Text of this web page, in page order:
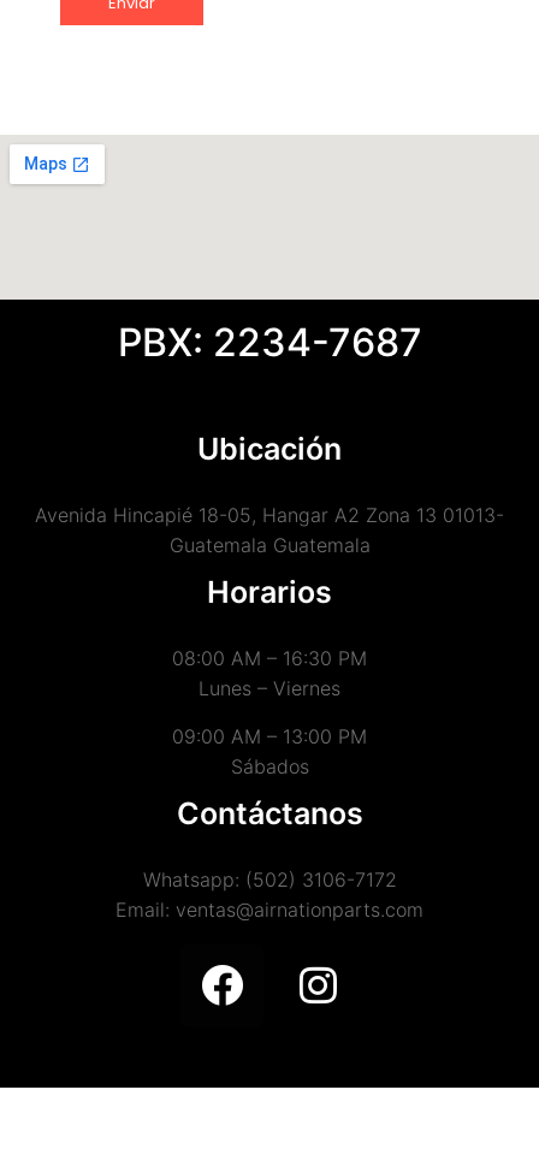
PBX: 2234-7687
Ubicación
Avenida Hincapié 18-05, Hangar A2 Zona 13 01013-
Guatemala Guatemala
Horarios
08:00 AM – 16:30 PM
Lunes – Viernes
09:00 AM – 13:00 PM
Sábados
Contáctanos
Whatsapp: (502) 3106-7172
Email: ventas@airnationparts.com